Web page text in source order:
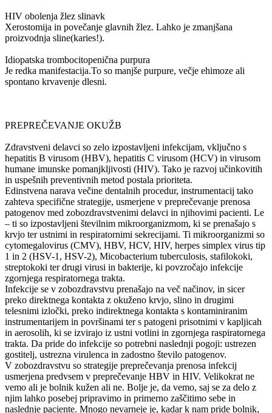
HIV obolenja žlez slinavk
Xerostomija in povečanje glavnih žlez. Lahko je zmanjšana
proizvodnja sline(karies!).
Idiopatska trombocitopenična purpura
Je redka manifestacija.To so manjše purpure, večje ehimoze ali
spontano krvavenje dlesni.
PREPREČEVANJE OKUŽB
Zdravstveni delavci so zelo izpostavljeni infekcijam, vključno s
hepatitis B virusom (HBV), hepatitis C virusom (HCV) in virusom
humane imunske pomanjkljivosti (HIV). Tako je razvoj učinkovitih
in uspešnih preventivnih metod postala prioriteta.
Edinstvena narava večine dentalnih procedur, instrumentacij tako
zahteva specifične strategije, usmerjene v preprečevanje prenosa
patogenov med zobozdravstvenimi delavci in njihovimi pacienti. Le
– ti so izpostavljeni številnim mikroorganizmom, ki se prenašajo s
krvjo ter ustnimi in respiratornimi sekrecijami. Ti mikroorganizmi so
cytomegalovirus (CMV), HBV, HCV, HIV, herpes simplex virus tip
1 in 2 (HSV-1, HSV-2), Micobacterium tuberculosis, stafilokoki,
streptokoki ter drugi virusi in bakterije, ki povzročajo infekcije
zgornjega respiratornega trakta.
Infekcije se v zobozdravstvu prenašajo na več načinov, in sicer
preko direktnega kontakta z okuženo krvjo, slino in drugimi
telesnimi izločki, preko indirektnega kontakta s kontaminiranim
instrumentarijem in površinami ter s patogeni prisotnimi v kapljicah
in aerosolih, ki se izvirajo iz ustni votlini in zgornjega raspiratornega
trakta. Da pride do infekcije so potrebni naslednji pogoji: ustrezen
gostitelj, ustrezna virulenca in zadostno število patogenov.
V zobozdravstvu so strategije preprečevanja prenosa infekcij
usmerjena predvsem v preprečevanje HBV in HIV. Velikokrat ne
vemo ali je bolnik kužen ali ne. Bolje je, da vemo, saj se za delo z
njim lahko posebej pripravimo in primerno zaščitimo sebe in
naslednje paciente. Mnogo nevarneje je, kadar k nam pride bolnik,